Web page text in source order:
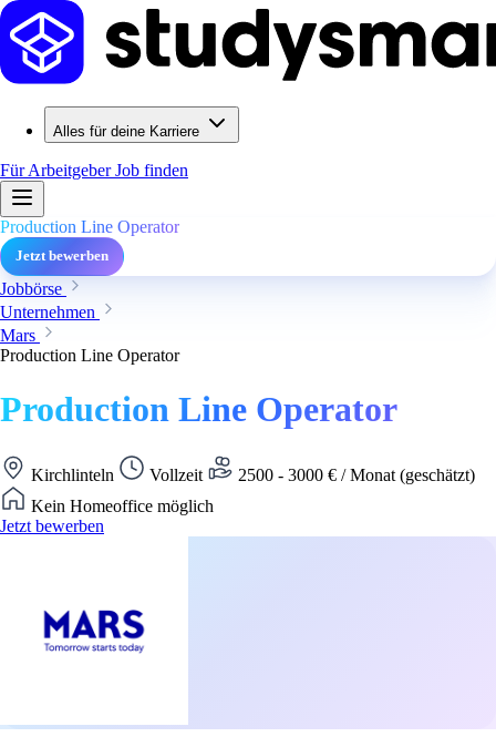
Alles für deine Karriere
Für ArbeitgeberJob finden
Production Line Operator
Jetzt bewerben
Jobbörse
Unternehmen
Mars
Production Line Operator
Production Line Operator
Kirchlinteln Vollzeit
2500 - 3000 € / Monat (geschätzt)
Kein Homeoffice möglich
Jetzt bewerben